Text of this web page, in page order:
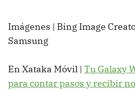
Imágenes | Bing Image
Samsung
En Xataka Móvil | Tu Galaxy
para contar pasos y recibir